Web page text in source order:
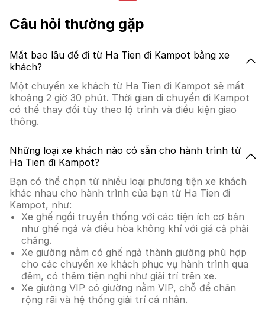
Câu hỏi thường gặp
Mất bao lâu để đi từ Ha Tien đi Kampot bằng xe
khách?
Một chuyến xe khách từ Ha Tien đi Kampot sẽ mất
khoảng 2 giờ 30 phút. Thời gian di chuyển đi Kampot
có thể thay đổi tùy theo lộ trình và điều kiện giao
thông.
Những loại xe khách nào có sẵn cho hành trình từ
Ha Tien đi Kampot?
Bạn có thể chọn từ nhiều loại phương tiện xe khách
khác nhau cho hành trình của bạn từ Ha Tien đi
Kampot, như:
Xe ghế ngồi truyền thống với các tiện ích cơ bản
như ghế ngả và điều hòa không khí với giá cả phải
chăng.
Xe giường nằm có ghế ngả thành giường phù hợp
cho các chuyến xe khách phục vụ hành trình qua
đêm, có thêm tiện nghi như giải trí trên xe.
Xe giường VIP có giường nằm VIP, chỗ để chân
rộng rãi và hệ thống giải trí cá nhân.